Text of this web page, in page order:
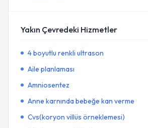
Yakın Çevredeki Hizmetler
4 boyutlu renkli ultrason
Aile planlaması
Amniosentez
Anne karnında bebeğe kan verme
Cvs(koryon villüs örneklemesi)